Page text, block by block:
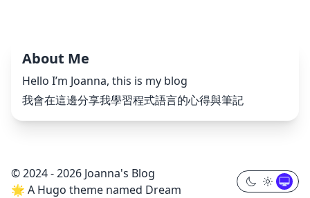
About Me
Hello I’m Joanna, this is my blog
我會在這邊分享我學習程式語言的心得與筆記
© 2024 - 2026 Joanna's Blog
🌟 A Hugo theme named Dream